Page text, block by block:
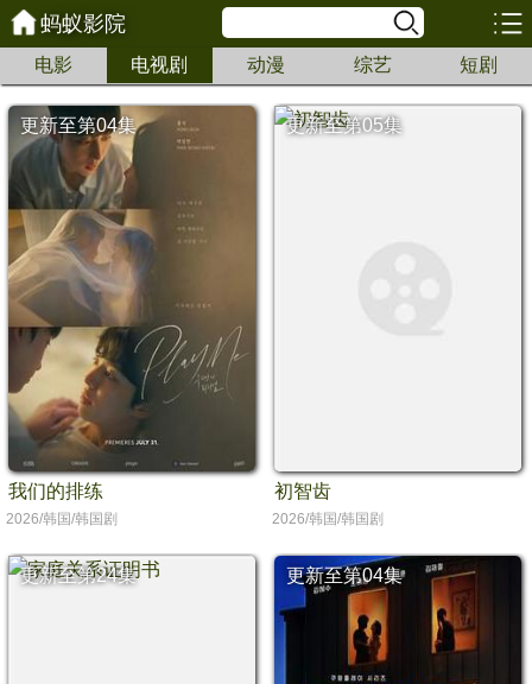
蚂蚁影院
电影 电视剧 动漫 综艺 短剧
更新至第04集
我们的排练
2026/韩国/韩国剧
更新至第05集
初智齿
2026/韩国/韩国剧
更新至第24集 更新至第04集